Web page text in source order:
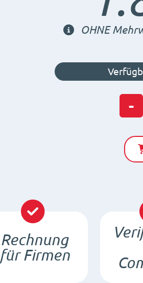
OHNE
-
Rechnung
für Firmen